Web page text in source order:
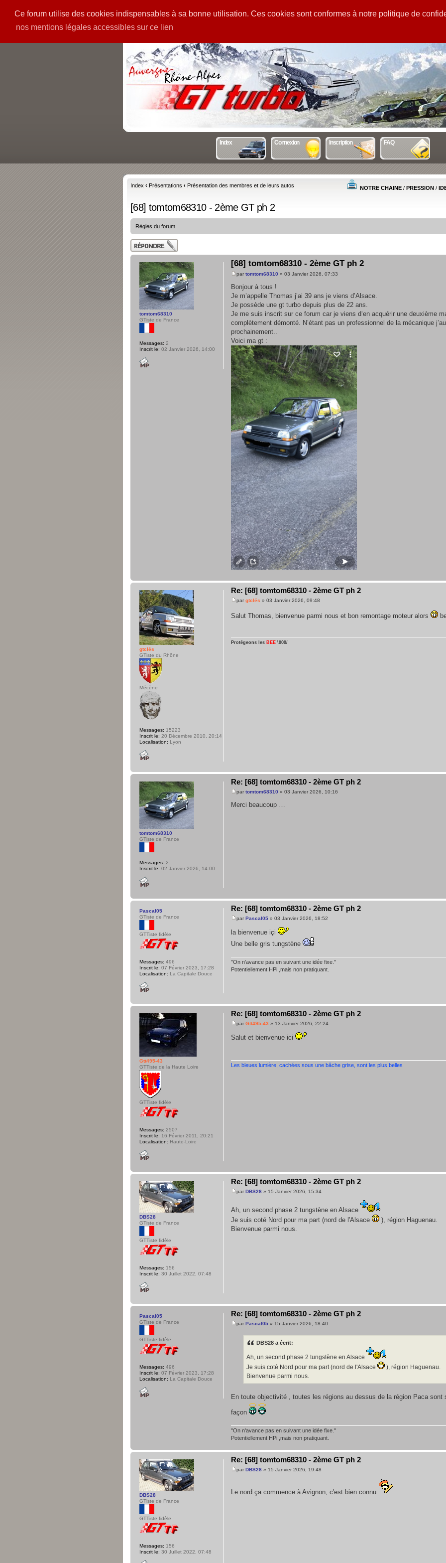
Ce forum utilise des cookies indispensables à sa bonne utilisation. Ces cookies sont conformes à notre politique de
nos mentions légales accessibles sur ce lien
PIECES
Index Connexion Inscription FAQ
Index ‹ Présentations ‹ Présentation des membres et de leurs autos NOTRE CHAINE / PRESSION /
[68] tomtom68310 - 2ème GT ph 2
Règles du forum
Publier une
réponse
[68] tomtom68310 - 2ème GT ph 2
par tomtom68310 » 03 Janvier 2026, 07:33
Bonjour à tous !
Je m’appelle Thomas j’ai 39 ans je viens d’Alsace.
Je possède une gt turbo depuis plus de 22 ans.
Je me suis inscrit sur ce forum car je viens d‘en acquérir une deuxième
complètement démonté. N’étant pas un professionnel de la mécanique
prochainement..
Voici ma gt :
tomtom68310
GTiste de France
Messages: 2
Inscrit le: 02 Janvier 2026, 14:00
Re: [68] tomtom68310 - 2ème GT ph 2
par gtclés » 03 Janvier 2026, 09:48
Salut Thomas, bienvenue parmi nous et bon remontage moteur alors
Protégeons les BEE \000/
gtclés
GTiste du Rhône
Mécène
Messages: 15223
Inscrit le: 20 Décembre 2010, 20:14
Localisation: Lyon
Re: [68] tomtom68310 - 2ème GT ph 2
par tomtom68310 » 03 Janvier 2026, 10:16
Merci beaucoup …
tomtom68310
GTiste de France
Messages: 2
Inscrit le: 02 Janvier 2026, 14:00
Re: [68] tomtom68310 - 2ème GT ph 2
par Pascal05 » 03 Janvier 2026, 18:52
la bienvenue içi
Une belle gris tungstène
"On n'avance pas en suivant une idée fixe."
Potentiellement HPi ,mais non pratiquant.
Pascal05
GTiste de France
GTTiste fidèle
Messages: 496
Inscrit le: 07 Février 2023, 17:28
Localisation: La Capitale Douce
Re: [68] tomtom68310 - 2ème GT ph 2
par Gtt495-43 » 13 Janvier 2026, 22:24
Salut et bienvenue ici
Les bleues lumière, cachées sous une bâche grise, sont les plus belles
Gtt495-43
GTTiste de la Haute Loire
GTTiste fidèle
Messages: 2507
Inscrit le: 16 Février 2011, 20:21
Localisation: Haute-Loire
Re: [68] tomtom68310 - 2ème GT ph 2
par DBS28 » 15 Janvier 2026, 15:34
Ah, un second phase 2 tungstène en Alsace
Je suis coté Nord pour ma part (nord de l'Alsace
), région Haguenau.
Bienvenue parmi nous.
DBS28
GTiste de France
GTTiste fidèle
Messages: 156
Inscrit le: 30 Juillet 2022, 07:48
Re: [68] tomtom68310 - 2ème GT ph 2
par Pascal05 » 15 Janvier 2026, 18:40
DBS28 a écrit:
Ah, un second phase 2 tungstène en Alsace
Je suis coté Nord pour ma part (nord de l'Alsace
), région Haguenau.
Bienvenue parmi nous.
En toute objectivité , toutes les régions au dessus de la région Paca sont
façon
"On n'avance pas en suivant une idée fixe."
Potentiellement HPi ,mais non pratiquant.
Pascal05
GTiste de France
GTTiste fidèle
Messages: 496
Inscrit le: 07 Février 2023, 17:28
Localisation: La Capitale Douce
Re: [68] tomtom68310 - 2ème GT ph 2
par DBS28 » 15 Janvier 2026, 19:48
Le nord ça commence à Avignon, c'est bien connu
DBS28
GTiste de France
GTTiste fidèle
Messages: 156
Inscrit le: 30 Juillet 2022, 07:48